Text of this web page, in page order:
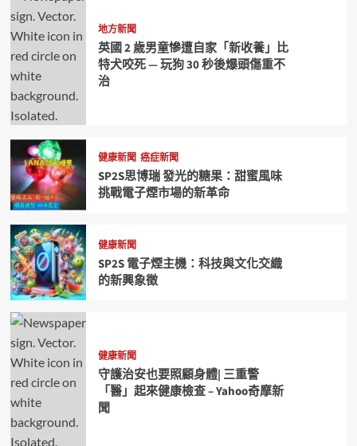
地方新聞
英國 2 歲男童慘遭自家「新收養」比
特犬咬死 — 玩狗 30 秒後爆頭傷重不
治
健康新聞 癌症新聞
SP2S思博瑞 發光的糖果：甜蜜風味
挑戰電子煙市場的新革命
健康新聞
SP2S 電子煙主機：科技與文化交織
的新興象徵
健康新聞
守護治安也要照顧身體| 三重警
「醫」起來健康檢查 – Yahoo奇摩新
聞